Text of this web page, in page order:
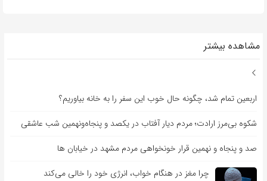
مشاهده بیشتر
اربعین تمام شد، چگونه حال خوب این سفر را به خانه بیاوریم؟
شکوه بی‌مرز ارادت؛ مردم دیار آفتاب در یکصد و پنجاه‌ونهمین شب عاشقی
صد و پنجاه و نهمین قرار خونخواهی مردم مشهد در خیابان ها
چرا مغز در هنگام خواب، انرژی خود را خالی می‌کند